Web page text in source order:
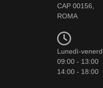
CAP 00156,
ROMA
Lunedì-
09:00 - 13:00
14:00 - 18:00